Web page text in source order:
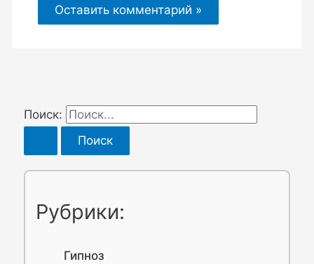
Поиск:
Рубрики:
Гипноз